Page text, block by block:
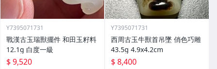
Y7395071731
戰漢古玉瑞獸擺件 和田玉籽料
12.1g 白度一級
$ 9,520
Y7395071731
西周古玉牛獸首吊墜 俏色巧雕
43.5g 4.9x4.2cm
$ 8,400